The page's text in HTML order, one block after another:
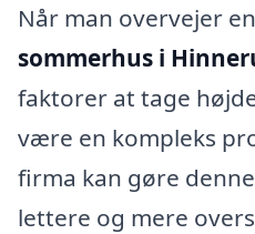
Når man overvejer en
sommerhus i
faktorer at tage
være en kompleks
firma kan gøre
lettere og mere